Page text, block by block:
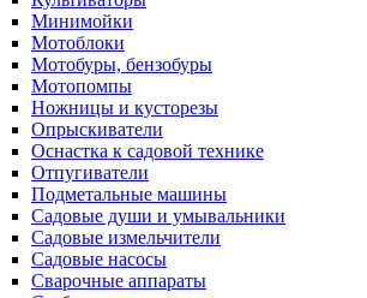
Минимойки
Мотоблоки
Мотобуры, бензобуры
Мотопомпы
Ножницы и кусторезы
Опрыскиватели
Оснастка к садовой технике
Отпугиватели
Подметальные машины
Садовые души и умывальники
Садовые измельчители
Садовые насосы
Сварочные аппараты